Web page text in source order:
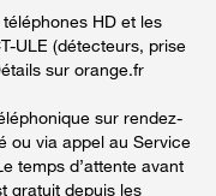
HD et les
ULE (détecteurs, prise
sur orange.fr
sur rendez-
ou via appel au Service
temps d’attente avant
gratuit depuis les